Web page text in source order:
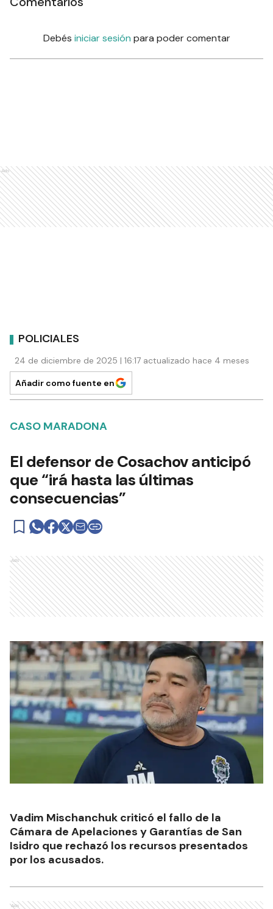
Debés iniciar sesión para poder comentar
Ads
POLICIALES
24 de diciembre de 2025 | 16:17 actualizado hace 4 meses
Añadir como fuente en
CASO MARADONA
El defensor de Cosachov anticipó
que “irá hasta las últimas
consecuencias”
Ads
Vadim Mischanchuk criticó el fallo de la
Cámara de Apelaciones y Garantías de San
Isidro que rechazó los recursos presentados
por los acusados.
Ads